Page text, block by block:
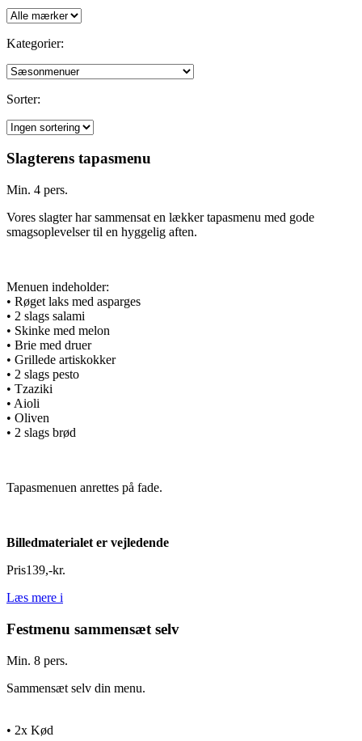
Kategorier:
Sorter:
Slagterens tapasmenu
Min. 4 pers.
Vores slagter har sammensat en lækker tapasmenu med gode
smagsoplevelser til en hyggelig aften.
Menuen indeholder:
• Røget laks med asparges
• 2 slags salami
• Skinke med melon
• Brie med druer
• Grillede artiskokker
• 2 slags pesto
• Tzaziki
• Aioli
• Oliven
• 2 slags brød
Tapasmenuen anrettes på fade.
Billedmaterialet er vejledende
Pris139,-kr.
Læs mere i
Festmenu sammensæt selv
Min. 8 pers.
Sammensæt selv din menu.
• 2x Kød